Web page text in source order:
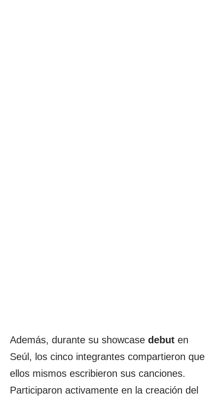
Además, durante su showcase debut en
Seúl, los cinco integrantes compartieron que
ellos mismos escribieron sus canciones.
Participaron activamente en la creación del